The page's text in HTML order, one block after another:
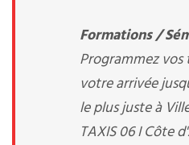
Formations /
Programmez
votre arrivée
le plus juste à
TAXIS 06 I Côte